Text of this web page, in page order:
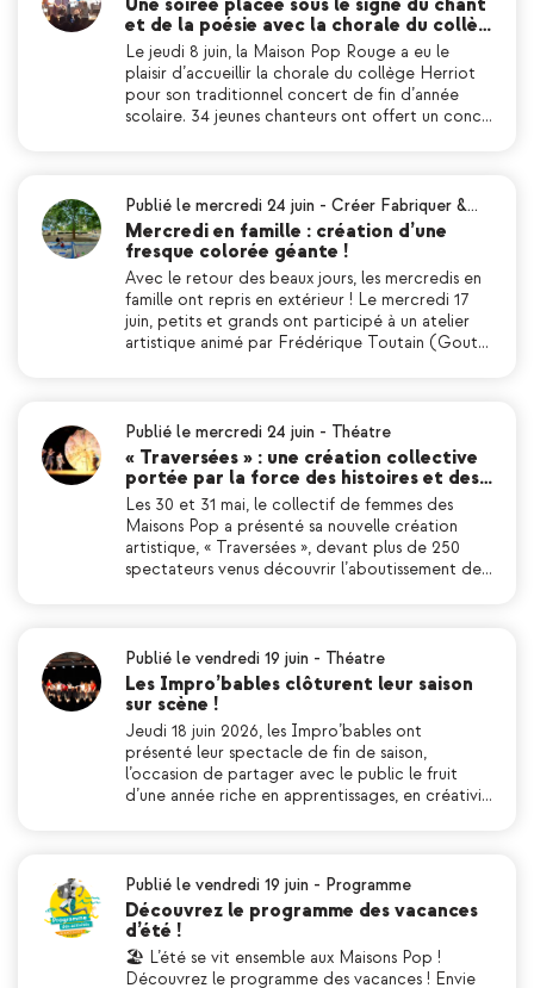
Une soirée placée sous le signe du chant
et de la poésie avec la chorale du collè…
Le jeudi 8 juin, la Maison Pop Rouge a eu le
plaisir d’accueillir la chorale du collège Herriot
pour son traditionnel concert de fin d’année
scolaire. 34 jeunes chanteurs ont offert un conc…
Publié le mercredi 24 juin - Créer Fabriquer &…
Mercredi en famille : création d’une
fresque colorée géante !
Avec le retour des beaux jours, les mercredis en
famille ont repris en extérieur ! Le mercredi 17
juin, petits et grands ont participé à un atelier
artistique animé par Frédérique Toutain (Gout…
Publié le mercredi 24 juin - Théatre
« Traversées » : une création collective
portée par la force des histoires et des…
Les 30 et 31 mai, le collectif de femmes des
Maisons Pop a présenté sa nouvelle création
artistique, « Traversées », devant plus de 250
spectateurs venus découvrir l’aboutissement de…
Publié le vendredi 19 juin - Théatre
Les Impro’bables clôturent leur saison
sur scène !
Jeudi 18 juin 2026, les Impro’bables ont
présenté leur spectacle de fin de saison,
l’occasion de partager avec le public le fruit
d’une année riche en apprentissages, en créativi…
Publié le vendredi 19 juin - Programme
Découvrez le programme des vacances
d’été !
🏖 L’été se vit ensemble aux Maisons Pop !
Découvrez le programme des vacances ! Envie